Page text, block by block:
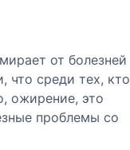
от болезней
что среди тех, кто
ожирение, это
проблемы со